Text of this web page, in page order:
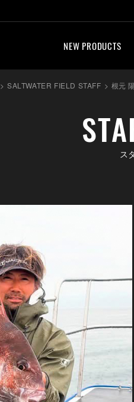
NEW PRODUCTS
> SALTWATER FIELD STAFF > 根元
ス